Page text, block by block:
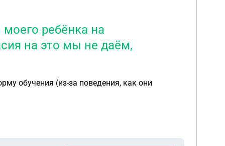
ребёнка на
на это мы не даём,
обучения (из-за поведения, как они